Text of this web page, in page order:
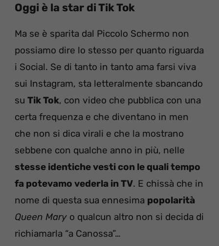
Oggi è la star di Tik Tok
Ma se è sparita dal Piccolo Schermo non
possiamo dire lo stesso per quanto riguarda
i Social. Se di tanto in tanto ama farsi viva
sui Instagram, sta letteralmente sbancando
su Tik Tok, con video che pubblica con una
certa frequenza e che diventano in men
che non si dica virali e che la mostrano
sebbene con qualche anno in più, nelle
stesse identiche vesti con le quali tempo
fa potevamo vederla in TV. E chissà che in
nome di questa sua ennesima popolarità
Queen Mary o qualcun altro non si decida di
richiamarla “a Canossa”…